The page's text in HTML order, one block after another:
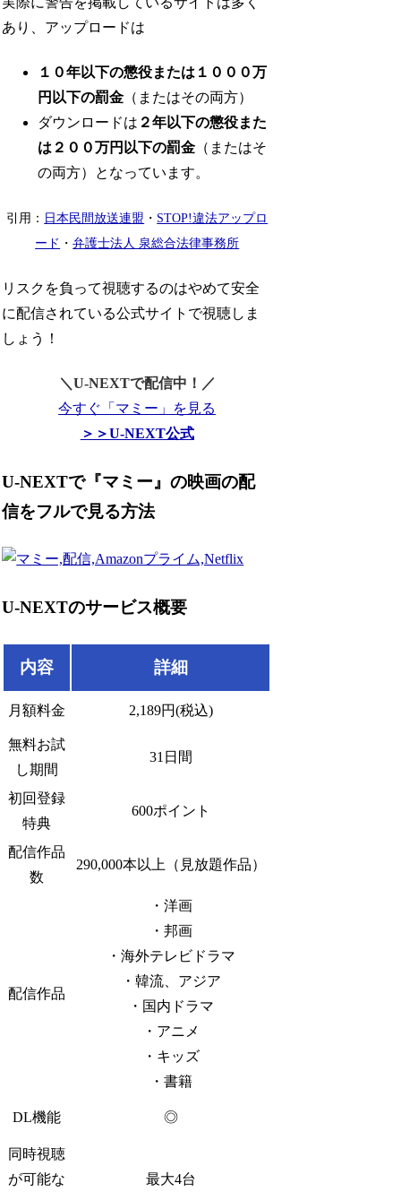
あり、アップロードは
１０年以下の懲役または１０００万
円以下の罰金 （またはその両方）
ダウンロードは ２年以下の懲役また
は２００万円以下の罰金 （またはそ
の両方）となっています。
引用： 日本民間放送連盟 ・ STOP!違法アップロ
ード ・弁護士法人 泉総合法律事務所
リスクを負って視聴するのはやめて安全
に配信されている公式サイトで視聴しま
しょう！
＼U-NEXTで配信中！／
今すぐ「マミー」を見る
＞＞U-NEXT公式
U-NEXTで『マミー』の映画の配
信をフルで見る方法
U-NEXTのサービス概要
内容 詳細
月額料金 2,189円(税込)
無料お試
し期間
31日間
初回登録
特典
600ポイント
配信作品
数
290,000本以上（見放題作品）
配信作品
・洋画
・邦画
・海外テレビドラマ
・韓流、アジア
・国内ドラマ
・アニメ
・キッズ
・書籍
DL機能 ◎
同時視聴
が可能な
最大4台